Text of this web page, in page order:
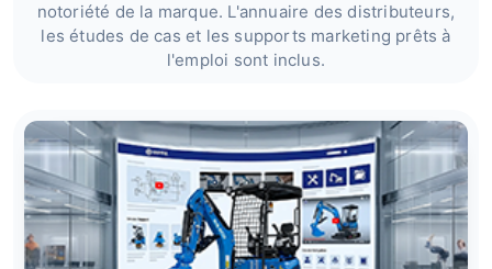
notoriété de la marque. L'annuaire des distributeurs,
les études de cas et les supports marketing prêts à
l'emploi sont inclus.